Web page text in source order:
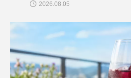
2026.08.05